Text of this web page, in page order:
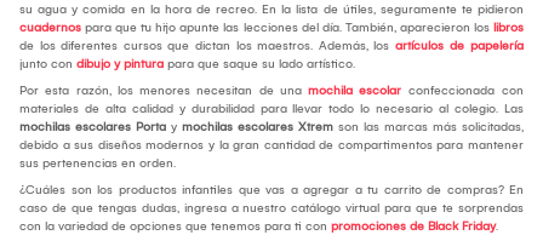
su agua y comida en la hora de recreo. En la lista de útiles, seguramente te pidieron
cuadernos para que tu hijo apunte las lecciones del día. También, aparecieron los libros
de los diferentes cursos que dictan los maestros. Además, los artículos de papelería
junto con dibujo y pintura para que saque su lado artístico.
Por esta razón, los menores necesitan de una mochila escolar confeccionada con
materiales de alta calidad y durabilidad para llevar todo lo necesario al colegio. Las
mochilas escolares Porta y mochilas escolares Xtrem son las marcas más solicitadas,
debido a sus diseños modernos y la gran cantidad de compartimentos para mantener
sus pertenencias en orden.
¿Cuáles son los productos infantiles que vas a agregar a tu carrito de compras? En
caso de que tengas dudas, ingresa a nuestro catálogo virtual para que te sorprendas
con la variedad de opciones que tenemos para ti con promociones de Black Friday.